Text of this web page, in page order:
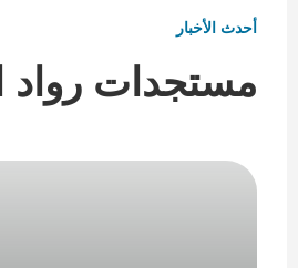
أحدث الأخبار
مستجدات رواد